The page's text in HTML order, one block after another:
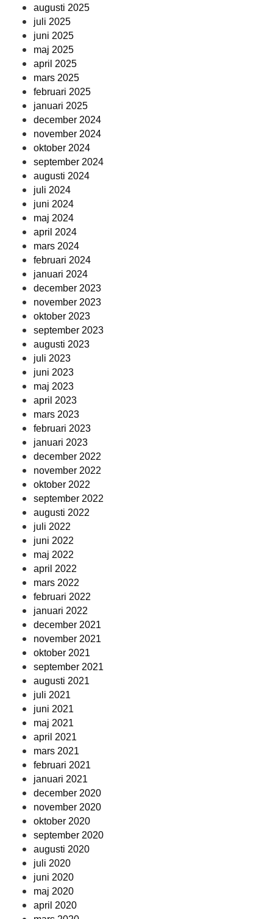
augusti 2025
juli 2025
juni 2025
maj 2025
april 2025
mars 2025
februari 2025
januari 2025
december 2024
november 2024
oktober 2024
september 2024
augusti 2024
juli 2024
juni 2024
maj 2024
april 2024
mars 2024
februari 2024
januari 2024
december 2023
november 2023
oktober 2023
september 2023
augusti 2023
juli 2023
juni 2023
maj 2023
april 2023
mars 2023
februari 2023
januari 2023
december 2022
november 2022
oktober 2022
september 2022
augusti 2022
juli 2022
juni 2022
maj 2022
april 2022
mars 2022
februari 2022
januari 2022
december 2021
november 2021
oktober 2021
september 2021
augusti 2021
juli 2021
juni 2021
maj 2021
april 2021
mars 2021
februari 2021
januari 2021
december 2020
november 2020
oktober 2020
september 2020
augusti 2020
juli 2020
juni 2020
maj 2020
april 2020